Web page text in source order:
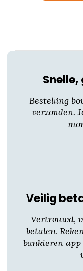
op
Bestelling
verzonden.
Veilig
Vertrouwd,
betalen.
bankieren